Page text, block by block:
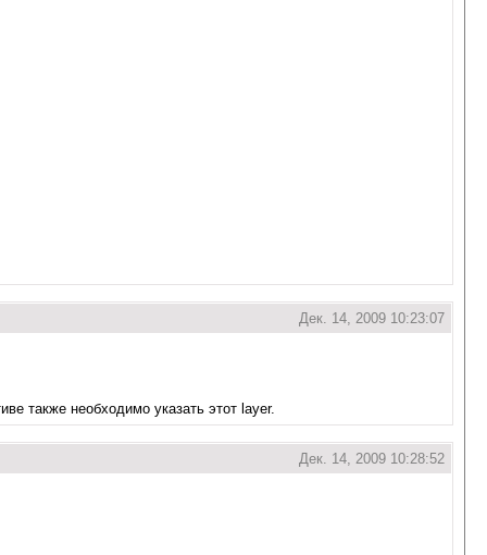
Дек. 14, 2009 10:23:07
также необходимо указать этот layer.
Дек. 14, 2009 10:28:52